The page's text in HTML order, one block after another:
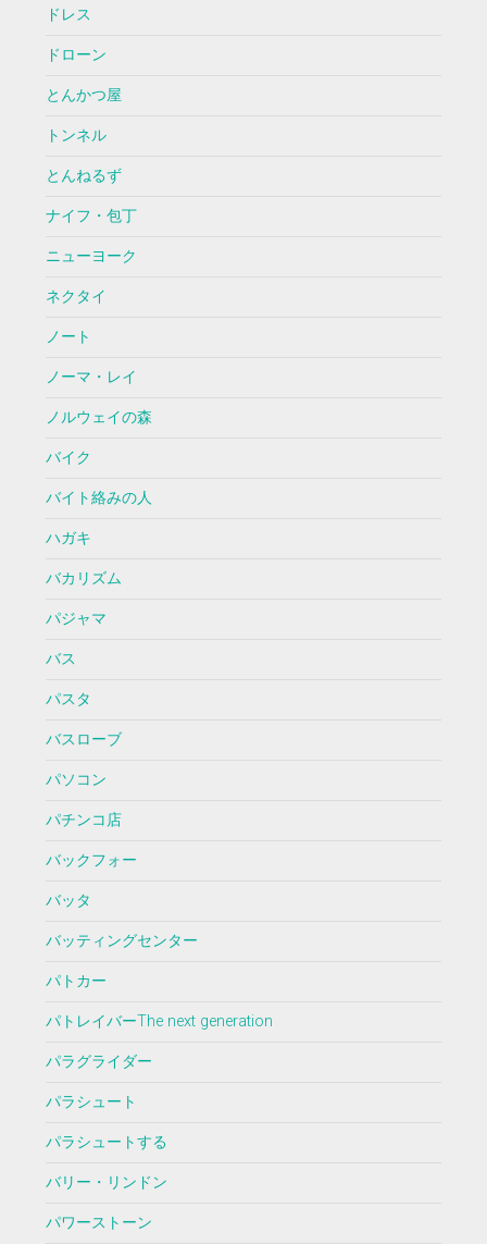
ドレス
ドローン
とんかつ屋
トンネル
とんねるず
ナイフ・包丁
ニューヨーク
ネクタイ
ノート
ノーマ・レイ
ノルウェイの森
バイク
バイト絡みの人
ハガキ
バカリズム
パジャマ
バス
パスタ
バスローブ
パソコン
パチンコ店
バックフォー
バッタ
バッティングセンター
パトカー
パトレイバーThe next generation
パラグライダー
パラシュート
パラシュートする
バリー・リンドン
パワーストーン